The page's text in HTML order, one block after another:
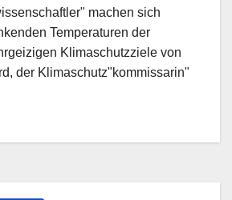
machen sich
Temperaturen der
Klimaschutzziele von
der Klimaschutz"kommissarin"